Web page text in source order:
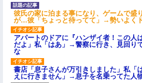
彼氏の家に泊まる事になり、ゲームで盛
が…彼「ちょっと待ってて」→勢いよく
アパートのドアに『ハンザイ者！この人
だよ」私「はあ」→警察に行き、見回り
な
書店「息子さんが万引きしました」私
えに行きません」→息子を名乗ってた人